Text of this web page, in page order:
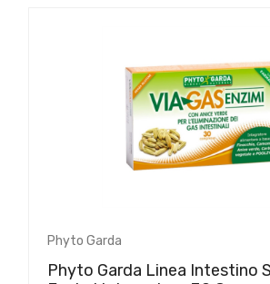
Phyto Garda
Phyto Garda Linea Intestino